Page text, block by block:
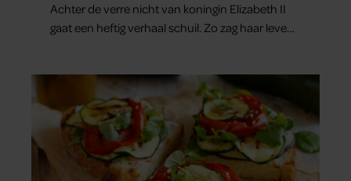
Achter de verre nicht van koningin Elizabeth II
gaat een heftig verhaal schuil. Zo zag haar leven